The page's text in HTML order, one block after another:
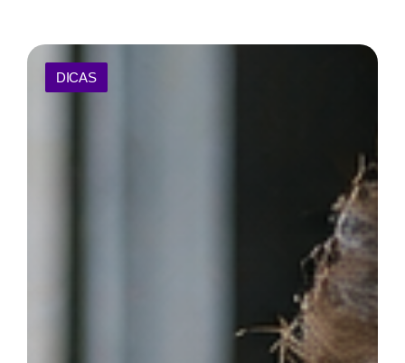
DICAS